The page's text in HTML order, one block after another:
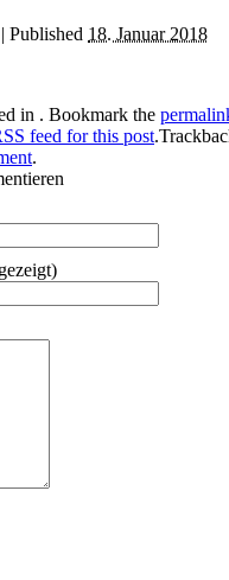
| Published 18. Januar 2018
in . Bookmark the
feed for this post
.